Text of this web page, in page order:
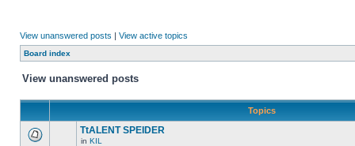
View unanswered posts | View active topics
Board index
View unanswered posts
Topics
TtALENT SPEIDER
in KIL